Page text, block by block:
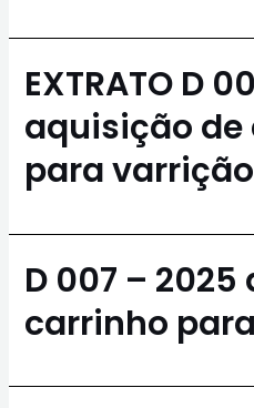
EXTRATO D
aquisição
para varrição
D 007 –
carrinho